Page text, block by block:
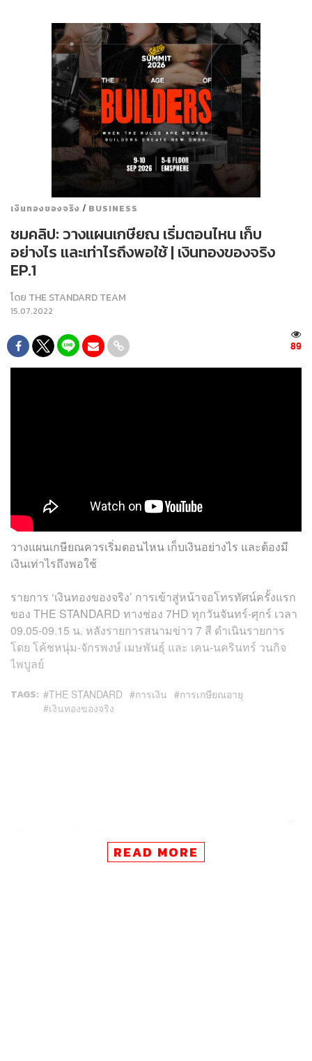
เงินทองของจริง / BUSINESS
ชมคลิป: วางแผนเกษียณ เริ่มตอนไหน เก็บ
อย่างไร และเท่าไรถึงพอใช้ | เงินทองของจริง
EP.1
โดย THE STANDARD TEAM
15.07.2022
89
วางแผนเกษียณควรเริ่มตอนไหน เก็บเงินอย่างไร และต้องมี
เงินเท่าไรถึงพอใช้
รายการ ‘เงินทองของจริง’ การเข้าสู่หน้าจอโทรทัศน์ครั้งแรก
ของ THE STANDARD ทางช่อง 7HD ทุกวันจันทร์-ศุกร์ เวลา
09.05-09.15 น. หลังรายการสนามข่าว 7 สี ดำเนินรายการ
โดย โค้ชหนุ่ม-จักรพงษ์ เมษพันธุ์ และ เคน-นครินทร์ วนกิจ
ไพบูลย์
TAGS: THE STANDARD การเงิน
การเกษียณอายุ
เงินทองของจริง
READ MORE